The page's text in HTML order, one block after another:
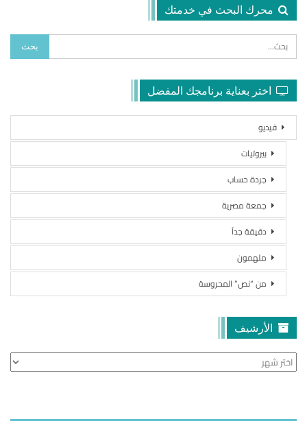
محرك البحث في خدمتك
اختر بعناية برنامجك المفضل
فيديو
بيروتيات
جردة حساب
جمعة مصرية
دقيقة جداً
ملهمون
من “نص” المحروسة
الأرشيف
الأرشيف